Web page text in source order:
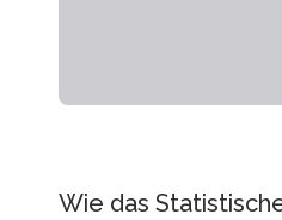
Wie das